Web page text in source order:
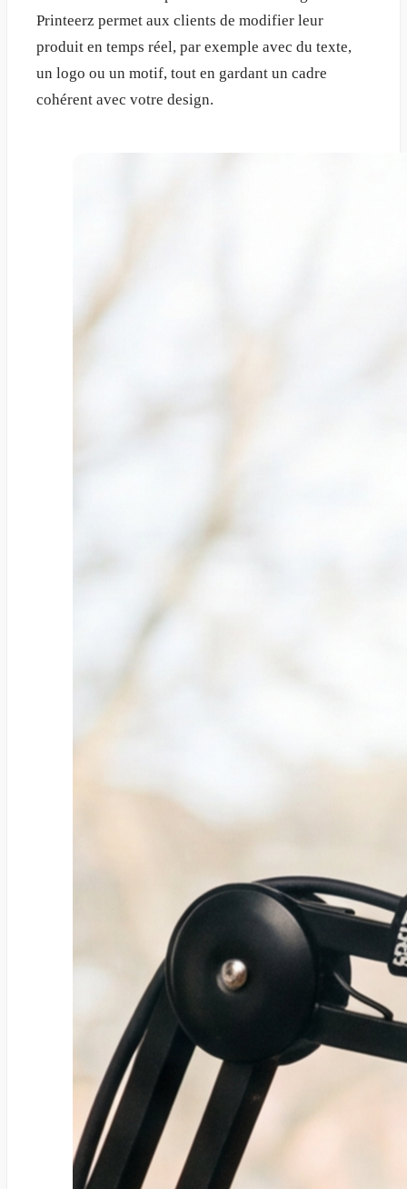
Printeerz permet aux clients de modifier leur
produit en temps réel, par exemple avec du texte,
un logo ou un motif, tout en gardant un cadre
cohérent avec votre design.